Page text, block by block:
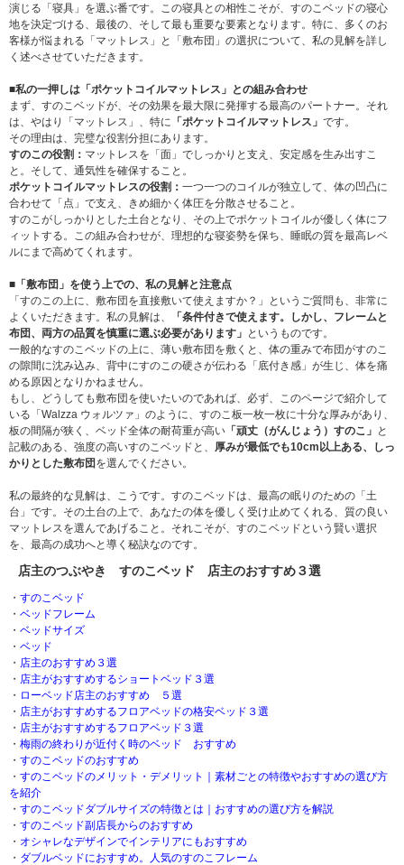
演じる「寝具」を選ぶ番です。この寝具との相性こそが、すのこベッドの寝心
地を決定づける、最後の、そして最も重要な要素となります。特に、多くのお
客様が悩まれる「マットレス」と「敷布団」の選択について、私の見解を詳し
く述べさせていただきます。
■私の一押しは「ポケットコイルマットレス」との組み合わせ
まず、すのこベッドが、その効果を最大限に発揮する最高のパートナー。それ
は、やはり「マットレス」、特に 「ポケットコイルマットレス」 です。
その理由は、完璧な役割分担にあります。
すのこの役割： マットレスを「面」でしっかりと支え、安定感を生み出すこ
と。そして、通気性を確保すること。
ポケットコイルマットレスの役割： 一つ一つのコイルが独立して、体の凹凸に
合わせて「点」で支え、きめ細かく体圧を分散させること。
すのこがしっかりとした土台となり、その上でポケットコイルが優しく体にフ
ィットする。この組み合わせが、理想的な寝姿勢を保ち、睡眠の質を最高レベ
ルにまで高めてくれます。
■「敷布団」を使う上での、私の見解と注意点
「すのこの上に、敷布団を直接敷いて使えますか？」というご質問も、非常に
よくいただきます。私の見解は、
「条件付きで使えます。しかし、フレームと
布団、両方の品質を慎重に選ぶ必要があります」 というものです。
一般的なすのこベッドの上に、薄い敷布団を敷くと、体の重みで布団がすのこ
の隙間に沈み込み、背中にすのこの硬さが伝わる「底付き感」が生じ、体を痛
める原因となりかねません。
もし、どうしても敷布団を使いたいのであれば、必ず、このページで紹介して
いる「Walzza ウォルツァ」のように、すのこ板一枚一枚に十分な厚みがあり、
板の間隔が狭く、ベッド全体の耐荷重が高い 「頑丈（がんじょう）すのこ」 と
記載のある、強度の高いすのこベッドと、 厚みが最低でも10cm以上ある、しっ
かりとした敷布団 を選んでください。
私の最終的な見解は、こうです。すのこベッドは、最高の眠りのための「土
台」です。その土台の上で、あなたの体を優しく受け止めてくれる、質の良い
マットレスを選んであげること。それこそが、すのこベッドという賢い選択
を、最高の成功へと導く秘訣なのです。
店主のつぶやき すのこベッド 店主のおすすめ３選
・ すのこベッド
・ ベッドフレーム
・ ベッドサイズ
・ ベッド
・ 店主のおすすめ３選
・ 店主がおすすめするショートベッド３選
・ ローベッド店主のおすすめ ５選
・ 店主がおすすめするフロアベッドの格安ベッド３選
・ 店主がおすすめするフロアベッド３選
・ 梅雨の終わりが近付く時のベッド おすすめ
・ すのこベッドのおすすめ
・ すのこベッドのメリット・デメリット｜素材ごとの特徴やおすすめの選び方
を紹介
・ すのこベッドダブルサイズの特徴とは｜おすすめの選び方を解説
・ すのこベッド副店長からのおすすめ
・ オシャレなデザインでインテリアにもおすすめ
・ ダブルベッドにおすすめ。人気のすのこフレーム